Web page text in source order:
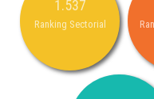
1.537
Ranking Sectorial